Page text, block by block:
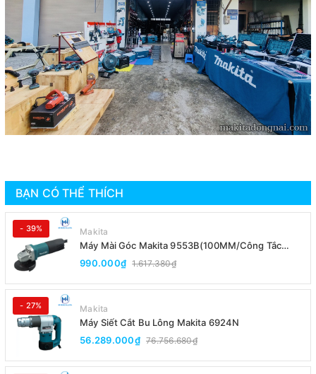
BẠN CÓ THỂ THÍCH
- 39% Makita
Máy Mài Góc Makita 9553B(100MM/Công Tắc
Đuôi)
990.000₫ 1.617.380₫
- 27% Makita
Máy Siết Cắt Bu Lông Makita 6924N
56.289.000₫ 76.756.680₫